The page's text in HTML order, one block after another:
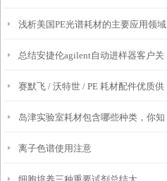
中的应用
浅析美国PE光谱耗材的主要应用领域
和行业
总结安捷伦agilent自动进样器客户关
注的问题
赛默飞 / 沃特世 / PE 耗材配件优质供
应商推荐：检硕科学器材靠谱代理 +
售后保障
岛津实验室耗材包含哪些种类，你知
道吗？
离子色谱使用注意